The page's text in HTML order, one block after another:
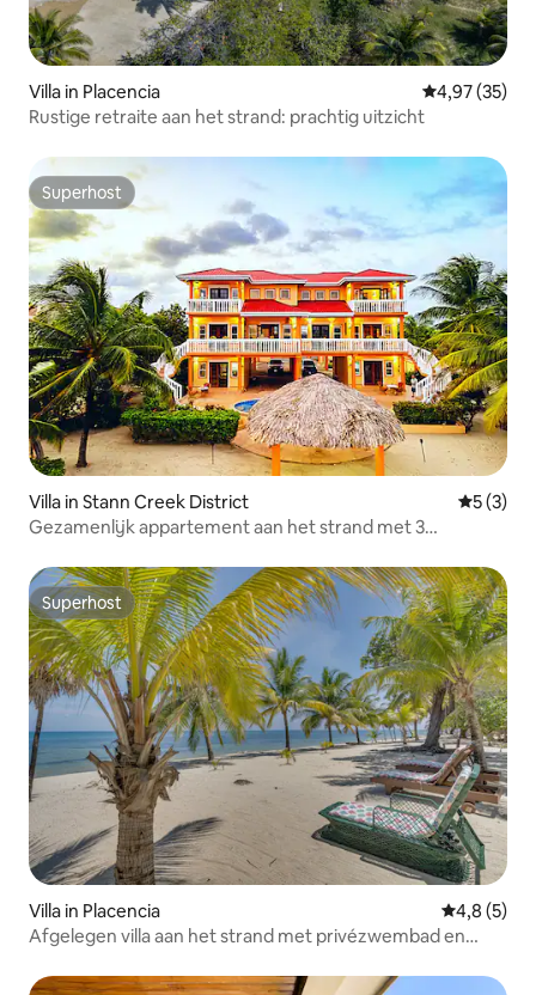
Villa in Placencia Gemiddelde
4,97 (35)
Rustige retraite aan het strand: prachtig uitzicht
Superhost
Superhost
Villa in Stann Creek District
5 (3)
Gezamenlijk appartement aan het strand met 3
Superhost
Superhost
Villa in Placencia
4,8 (5)
Afgelegen villa aan het strand met privézwembad en